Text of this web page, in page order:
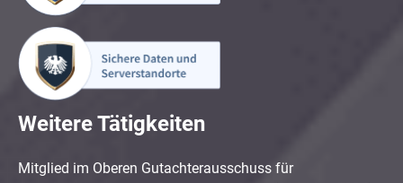
Weitere Tätigkeiten
Mitglied im Oberen Gutachterausschuss für